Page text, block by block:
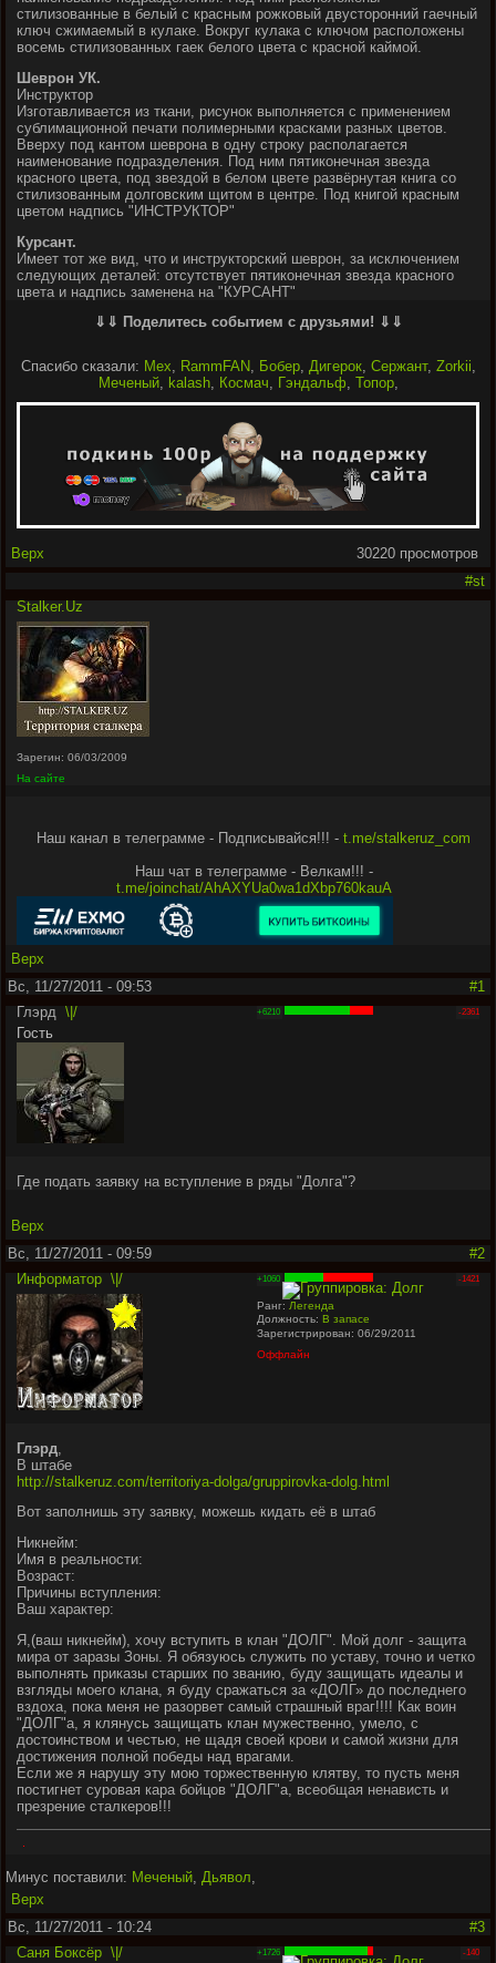
стилизованные в белый с красным рожковый двусторонний гаечный
ключ сжимаемый в кулаке. Вокруг кулака с ключом расположены
восемь стилизованных гаек белого цвета с красной каймой.
Шеврон УК.
Инструктор
Изготавливается из ткани, рисунок выполняется с применением
сублимационной печати полимерными красками разных цветов.
Вверху под кантом шеврона в одну строку располагается
наименование подразделения. Под ним пятиконечная звезда
красного цвета, под звездой в белом цвете развёрнутая книга со
стилизованным долговским щитом в центре. Под книгой красным
цветом надпись "ИНСТРУКТОР"
Курсант.
Имеет тот же вид, что и инструкторский шеврон, за исключением
следующих деталей: отсутствует пятиконечная звезда красного
цвета и надпись заменена на "КУРСАНТ"
⇓⇓ Поделитесь событием с друзьями! ⇓⇓
Спасибо сказали: Мех, RammFAN, Бобер, Дигерок, Сержант, Zorkii,
Меченый, kalash, Космач, Гэндальф, Топор,
Верх
30220 просмотров
#st
Stalker.Uz
Зарегин: 06/03/2009
На сайте
Наш канал в телеграмме - Подписывайся!!! - t.me/stalkeruz_com
Наш чат в телеграмме - Велкам!!! -
t.me/joinchat/AhAXYUa0wa1dXbp760kauA
Верх
Вс, 11/27/2011 - 09:53
#1
Глэрд \|/
Гость
+6210 -2361
Где подать заявку на вступление в ряды "Долга"?
Верх
Вс, 11/27/2011 - 09:59
#2
Информатор \|/ +1060 -1421
Ранг: Легенда
Должность:В запасе
Зарегистрирован: 06/29/2011
Оффлайн
Глэрд
В штабе
http://stalkeruz.com/territoriya-dolga/gruppirovka-dolg.html
Вот заполнишь эту заявку, можешь кидать её в штаб
Никнейм:
Имя в реальности:
Возраст:
Причины вступления:
Ваш характер:
Я,(ваш никнейм), хочу вступить в клан "ДОЛГ". Мой долг - защита
мира от заразы Зоны. Я обязуюсь служить по уставу, точно и четко
выполнять приказы старших по званию, буду защищать идеалы и
взгляды моего клана, я буду сражаться за «ДОЛГ» до последнего
вздоха, пока меня не разорвет самый страшный враг!!!! Как воин
"ДОЛГ"а, я клянусь защищать клан мужественно, умело, с
достоинством и честью, не щадя своей крови и самой жизни для
достижения полной победы над врагами.
Если же я нарушу эту мою торжественную клятву, то пусть меня
постигнет суровая кара бойцов "ДОЛГ"а, всеобщая ненависть и
презрение сталкеров!!!
Минус поставили: Меченый Дьявол
Верх
Вс, 11/27/2011 - 10:24
#3
Саня Боксёр \|/
+1726 -140